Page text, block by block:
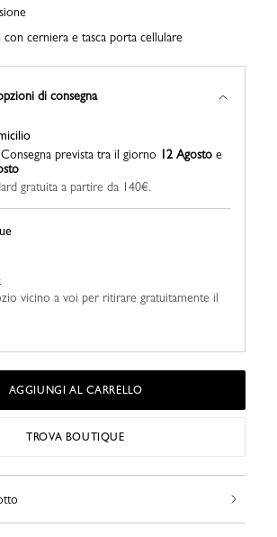
con cerniera e tasca porta cellulare
di consegna
vicino a voi per ritirare gratuitamente il
Consegna prevista tra il giorno 12 Agosto e
gratuita a partire da 140€.
AGGIUNGI AL CARRELLO
TROVA BOUTIQUE